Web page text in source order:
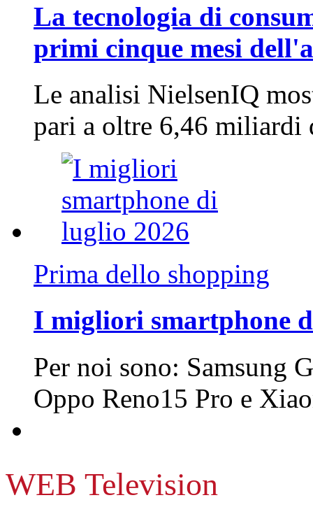
La tecnologia di
primi cinque mesi
Le analisi NielsenIQ
pari a oltre 6,46
Prima dello shopping
I migliori smartphone
Per noi sono: Samsung
Oppo Reno15 Pro e
WEB Television